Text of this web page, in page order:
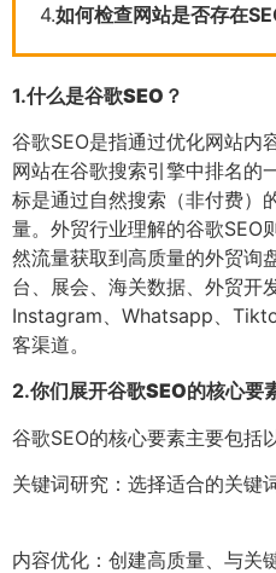
4.如何检查网站是否存在
1.什么是谷歌SEO？
谷歌SEO是指通过优化网站内
网站在谷歌搜索引擎中排名的
标是通过自然搜索（非付费）
量。外贸行业理解的谷歌SEO
然流量获取到高质量的外贸询
台、展会、海关数据、外贸开
Instagram、Whatsapp、
客渠道。
2.你们展开谷歌SEO的核心要
谷歌SEO的核心要素主要包括
关键词研究：选择适合的关键
内容优化：创建高质量、与关